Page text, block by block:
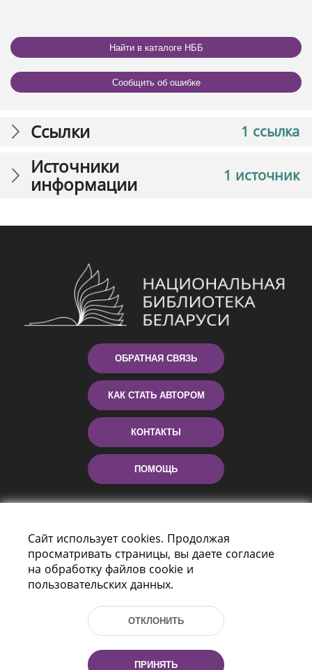
Найти в каталоге НББ
Сообщить об ошибке
1 ссылка
Ссылки
1 источник
Источники
информации
ОБРАТНАЯ СВЯЗЬ
КАК СТАТЬ АВТОРОМ
КОНТАКТЫ
ПОМОЩЬ
Пр-т Независимости 116
г. Минск, Республика Беларусь, 220114
Тел.: (+375 17) 368 37 37, Факс: (+375 17)
Эл. почта: inbox@nlb.by
Сайт использует cookies. Продолжая
просматривать страницы, вы даете согласие
на обработку файлов cookie и
пользовательских данных.
ОТКЛОНИТЬ
ПРИНЯТЬ